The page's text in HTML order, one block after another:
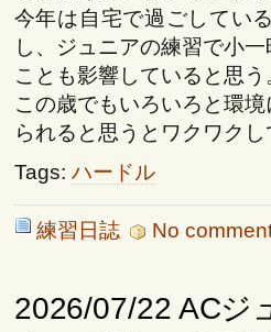
今年は自宅で過ごしてい
し、ジュニアの練習で小
ことも影響していると思う
この歳でもいろいろと環
られると思うとワクワクし
Tags: ハードル
練習日誌 No
2026/07/22 ACジ